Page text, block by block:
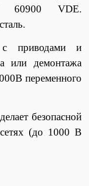
60900 VDE.
с приводами и
или демонтажа
переменного
безопасной
(до 1000 В